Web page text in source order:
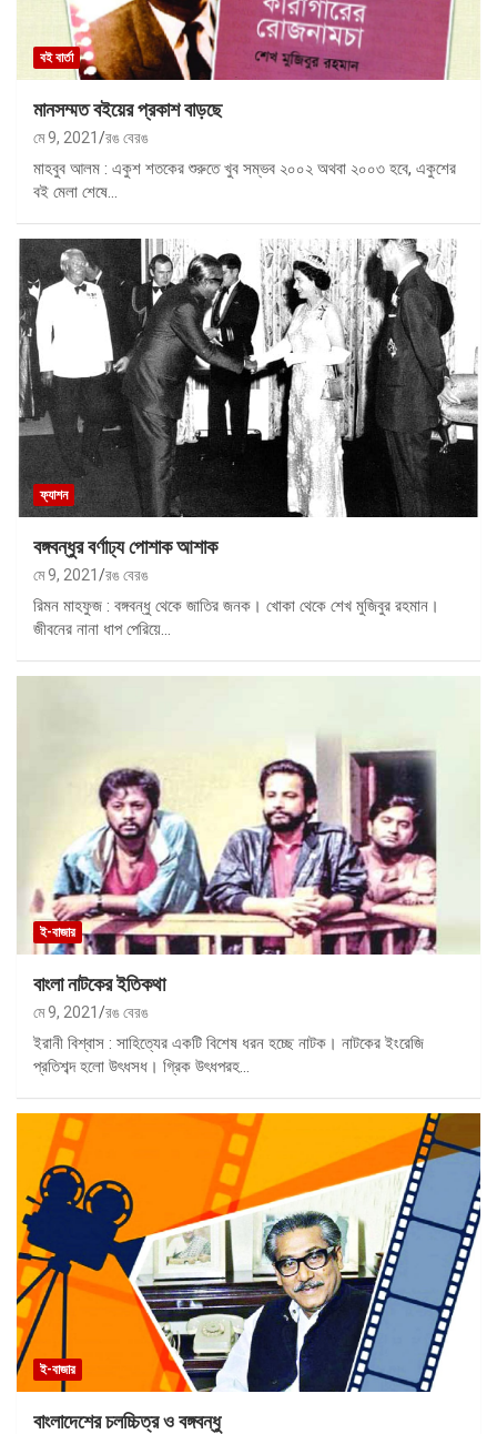
বই বার্তা
মানসম্মত বইয়ের প্রকাশ বাড়ছে
মে 9, 2021 রঙ বেরঙ
মাহবুব আলম : একুশ শতকের শুরুতে খুব সম্ভব ২০০২ অথবা ২০০৩ হবে, একুশের
বই মেলা শেষে…
ফ্যাশন
বঙ্গবন্ধুর বর্ণাঢ্য পোশাক আশাক
মে 9, 2021 রঙ বেরঙ
রিমন মাহফুজ : বঙ্গবন্ধু থেকে জাতির জনক। খোকা থেকে শেখ মুজিবুর রহমান।
জীবনের নানা ধাপ পেরিয়ে…
ই-বাজার
বাংলা নাটকের ইতিকথা
মে 9, 2021 রঙ বেরঙ
ইরানী বিশ্বাস : সাহিত্যের একটি বিশেষ ধরন হচ্ছে নাটক। নাটকের ইংরেজি
প্রতিশব্দ হলো উৎধসধ। গ্রিক উৎধপরহ…
ই-বাজার
বাংলাদেশের চলচ্চিত্র ও বঙ্গবন্ধু